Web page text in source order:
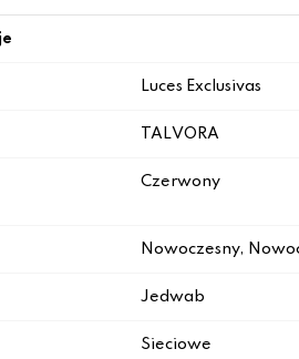
Luces Exclusivas
TALVORA
Czerwony
Nowoczesny,
Jedwab
Sieciowe